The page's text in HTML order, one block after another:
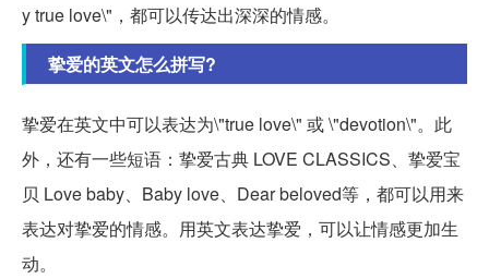
y true love\"，都可以传达出深深的情感。
挚爱的英文怎么拼写?
挚爱在英文中可以表达为\"true love\" 或 \"devotion\"。此
外，还有一些短语：挚爱古典 LOVE CLASSICS、挚爱宝
贝 Love baby、Baby love、Dear beloved等，都可以用来
表达对挚爱的情感。用英文表达挚爱，可以让情感更加生
动。